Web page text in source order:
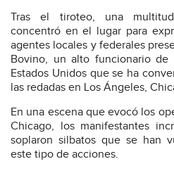
Tras el tiroteo, una
concentró en el lugar para
agentes locales y federales
Bovino, un alto funcionario de
Estados Unidos que se ha
las redadas en Los Ángeles,
En una escena que evocó los
Chicago, los manifestantes
soplaron silbatos que se han
este tipo de acciones.